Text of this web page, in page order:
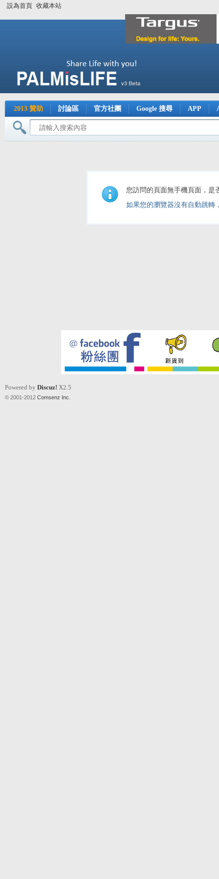
設為首頁 收藏本站
2013 贊助 討論區 官方社團 Google 搜尋 APP
您訪問的頁面無手機頁面，是
如果您的瀏覽器沒有自動跳轉
Powered by Discuz! X2.5
© 2001-2012 Comsenz Inc.